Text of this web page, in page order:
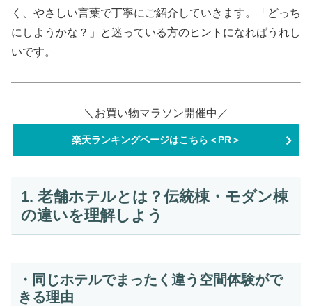
く、やさしい言葉で丁寧にご紹介していきます。「どっち
にしようかな？」と迷っている方のヒントになればうれし
いです。
＼お買い物マラソン開催中／
楽天ランキングページはこちら＜PR＞
1. 老舗ホテルとは？伝統棟・モダン棟
の違いを理解しよう
・同じホテルでまったく違う空間体験がで
きる理由